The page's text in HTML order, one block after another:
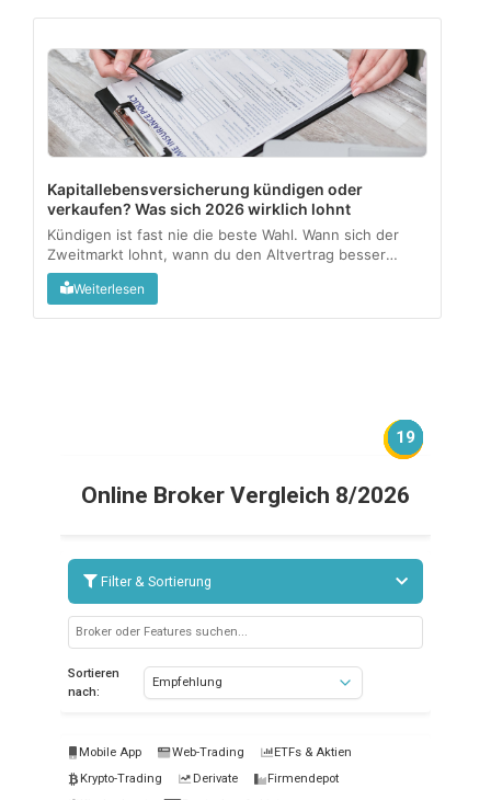
Kapitallebensversicherung kündigen oder
verkaufen? Was sich 2026 wirklich lohnt
Kündigen ist fast nie die beste Wahl. Wann sich der
Zweitmarkt lohnt, wann du den Altvertrag besser
behältst, und wo die Steuerfalle lauert....
Weiterlesen